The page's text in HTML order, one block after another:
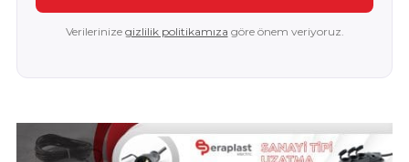
Verilerinize gizlilik politikamıza göre önem veriyoruz.